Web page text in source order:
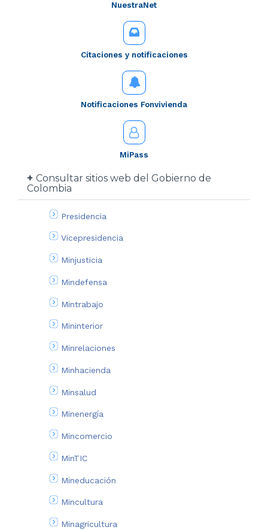
NuestraNet
Citaciones y notificaciones
Notificaciones Fonvivienda
MiPass
Consultar sitios web del Gobierno de
Colombia
Presidencia
Vicepresidencia
Minjusticia
Mindefensa
Mintrabajo
Mininterior
Minrelaciones
Minhacienda
Minsalud
Minenergía
Mincomercio
MinTIC
Mineducación
Mincultura
Minagricultura